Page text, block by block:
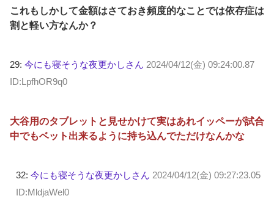
これもしかして金額はさておき頻度的なことでは依存症は
割と軽い方なんか？
29: 今にも寝そうな夜更かしさん 2024/04/12(金) 09:24:00.87
ID:LpfhOR9q0
大谷用のタブレットと見せかけて実はあれイッペーが試合
中でもベット出来るように持ち込んでただけなんかな
32: 今にも寝そうな夜更かしさん 2024/04/12(金) 09:27:23.05
ID:MldjaWel0